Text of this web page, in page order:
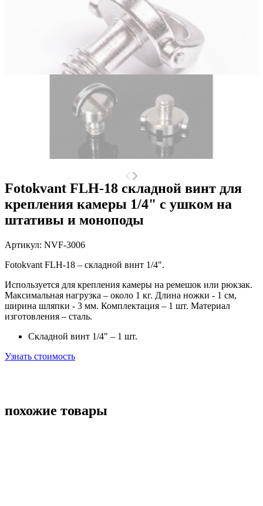
Fotokvant FLH-18 складной винт для
крепления камеры 1/4" с ушком на
штативы и моноподы
Артикул: NVF-3006
Fotokvant FLH-18 – складной винт 1/4".
Используется для крепления камеры на ремешок или рюкзак.
Максимальная нагрузка – около 1 кг. Длина ножки - 1 см,
ширина шляпки - 3 мм. Комплектация – 1 шт. Материал
изготовления – сталь.
Складной винт 1/4" – 1 шт.
Узнать стоимость
похожие товары